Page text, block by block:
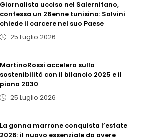
Giornalista ucciso nel Salernitano,
confessa un 26enne tunisino: Salvini
chiede il carcere nel suo Paese
25 Luglio 2026
MartinoRossi accelera sulla
sostenibilità con il bilancio 2025 e il
piano 2030
25 Luglio 2026
La gonna marrone conquista l’estate
2026: il nuovo essenziale da avere